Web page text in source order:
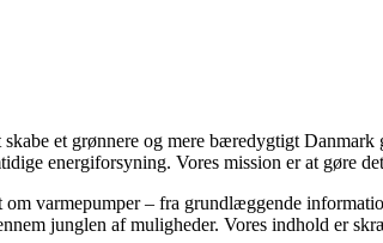
et grønnere og mere bæredygtigt
energiforsyning. Vores mission er at gøre
varmepumper – fra grundlæggende
junglen af muligheder. Vores indhold er